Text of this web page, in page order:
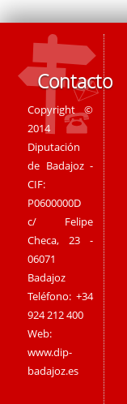
Contacto
Copyright ©
2014
Diputación
de Badajoz -
CIF:
P0600000D
c/ Felipe
Checa, 23 -
06071
Badajoz
Teléfono: +34
924 212 400
Web:
www.dip-
badajoz.es